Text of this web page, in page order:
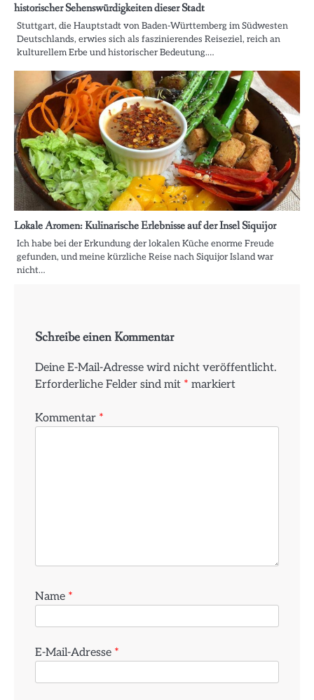
historischer Sehenswürdigkeiten dieser Stadt
Stuttgart, die Hauptstadt von Baden-Württemberg im Südwesten
Deutschlands, erwies sich als faszinierendes Reiseziel, reich an
kulturellem Erbe und historischer Bedeutung.…
Lokale Aromen: Kulinarische Erlebnisse auf der Insel Siquijor
Ich habe bei der Erkundung der lokalen Küche enorme Freude
gefunden, und meine kürzliche Reise nach Siquijor Island war
nicht…
Schreibe einen Kommentar
Deine E-Mail-Adresse wird nicht veröffentlicht.
Erforderliche Felder sind mit * markiert
Kommentar *
Name *
E-Mail-Adresse *